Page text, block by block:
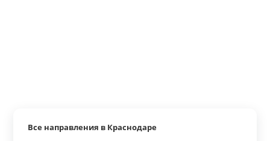
Все направления в Краснодаре